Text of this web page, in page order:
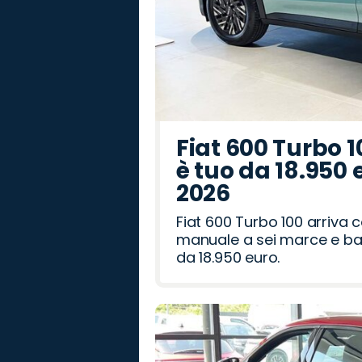
Fiat 600 Turbo
è tuo da
2026
Fiat 600 Turbo 100 arriva
manuale a sei marce e
da 18.950 euro.